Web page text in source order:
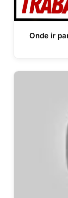
Onde ir